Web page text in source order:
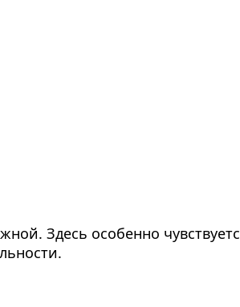
Здесь особенно